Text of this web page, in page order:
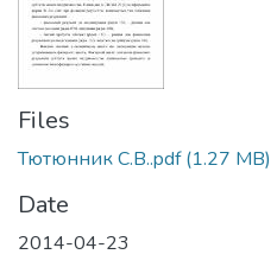
Files
Тютюнник С.В..pdf(1.27 MB)
Date
2014-04-23